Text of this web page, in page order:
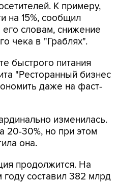
К примеру,
на 15%, сообщил
словам, снижение
чека в "Граблях".
быстрого питания
"Ресторанный бизнес
даже на фаст-
изменилась.
20-30%, но при этом
она.
продолжится. На
составил 382 млрд